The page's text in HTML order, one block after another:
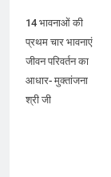
14 भावनाओं की
प्रथम चार भावनाएं
जीवन परिवर्तन का
आधार- मुक्तांजना
श्री जी